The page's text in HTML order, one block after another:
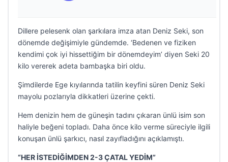
Dillere pelesenk olan şarkılara imza atan Deniz Seki, son
dönemde değişimiyle gündemde. ‘Bedenen ve fiziken
kendimi çok iyi hissettiğim bir dönemdeyim’ diyen Seki 20
kilo vererek adeta bambaşka biri oldu.
Şimdilerde Ege kıyılarında tatilin keyfini süren Deniz Seki
mayolu pozlarıyla dikkatleri üzerine çekti.
Hem denizin hem de güneşin tadını çıkaran ünlü isim son
haliyle beğeni topladı. Daha önce kilo verme süreciyle ilgili
konuşan ünlü şarkıcı, nasıl zayıfladığını açıklamıştı.
“HER İSTEDİĞİMDEN 2-3 ÇATAL YEDİM”